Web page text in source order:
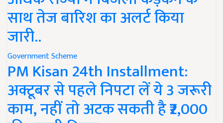
साथ तेज बारिश का अलर्ट किया
जारी..
Government Scheme
PM Kisan 24th Installment:
अक्टूबर से पहले निपटा लें ये 3 जरूरी
काम, नहीं तो अटक सकती है ₹2,000